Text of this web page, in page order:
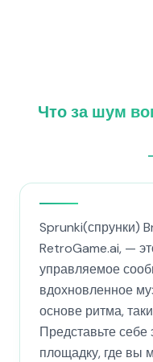
Что за шум
Sprunki(спрунки)
RetroGame.ai, —
управляемое
вдохновленное
основе ритма,
Представьте
площадку, где вы